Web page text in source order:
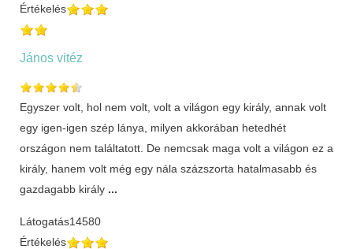
Értékelés
János vitéz
Egyszer volt, hol nem volt, volt a világon egy király, annak volt
egy igen-igen szép lánya, milyen akkorában hetedhét
országon nem találtatott. De nemcsak maga volt a világon ez a
király, hanem volt még egy nála százszorta hatalmasabb és
gazdagabb király ...
Látogatás14580
Értékelés